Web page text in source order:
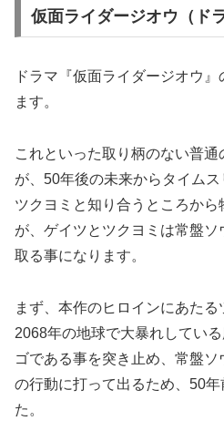
仮面ライダージオウ（ド
ドラマ『仮面ライダージオウ
ます。
これといった取り柄のない普
が、50年後の未来からタイムス
ツクヨミと知り合うところか
が、ゲイツとツクヨミは常盤
取る事になります。
まず、本作のヒロインにあた
2068年の地球で大暴れしてい
ゴである事を突き止め、常盤
の行動に打って出るため、50
た。